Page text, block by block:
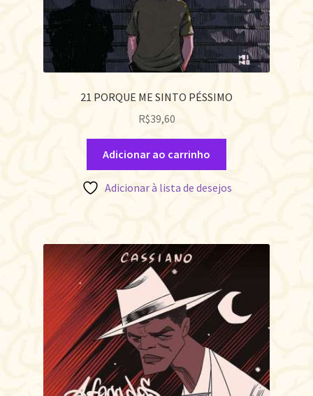
21 PORQUE ME SINTO PÉSSIMO
R$39,60
Adicionar ao carrinho
Adicionar à lista de desejos